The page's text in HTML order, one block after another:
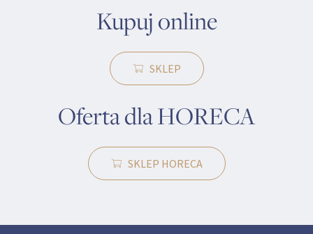
Kupuj online
SKLEP
Oferta dla HORECA
SKLEP HORECA